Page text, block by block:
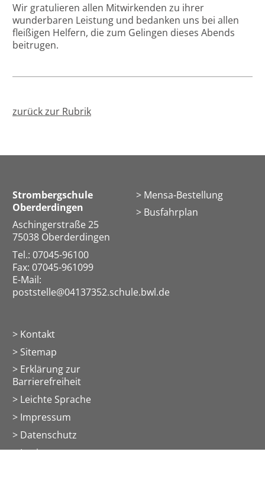
Wir gratulieren allen Mitwirkenden zu ihrer
wunderbaren Leistung und bedanken uns bei allen
fleißigen Helfern, die zum Gelingen dieses Abends
beitrugen.
zurück zur Rubrik
Strombergschule
Oberderdingen
Aschingerstraße 25
75038 Oberderdingen
Tel.: 07045-96100
Fax: 07045-961099
E-Mail:
poststelle@04137352.schule.bwl.de
Mensa-Bestellung
Busfahrplan
Kontakt
Sitemap
Erklärung zur
Barrierefreiheit
Leichte Sprache
Impressum
Datenschutz
> Login